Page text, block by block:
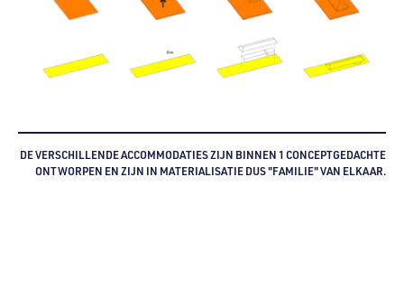
DE VERSCHILLENDE ACCOMMODATIES ZIJN BINNEN 1 CONCEPTGEDACHTE
ONTWORPEN EN ZIJN IN MATERIALISATIE DUS "FAMILIE" VAN ELKAAR.